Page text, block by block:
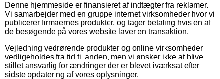
Denne hjemmeside er finansieret af indtægter fra reklamer.
Vi samarbejder med en gruppe internet virksomheder hvor vi
publicerer firmaernes produkter, og tager betaling hvis en af
de besøgende på vores website laver en transaktion.
Vejledning vedrørende produkter og online virksomheder
vedligeholdes fra tid til anden, men vi ønsker ikke at blive
stillet ansvarlig for ændringer der er blevet iværksat efter
sidste opdatering af vores oplysninger.